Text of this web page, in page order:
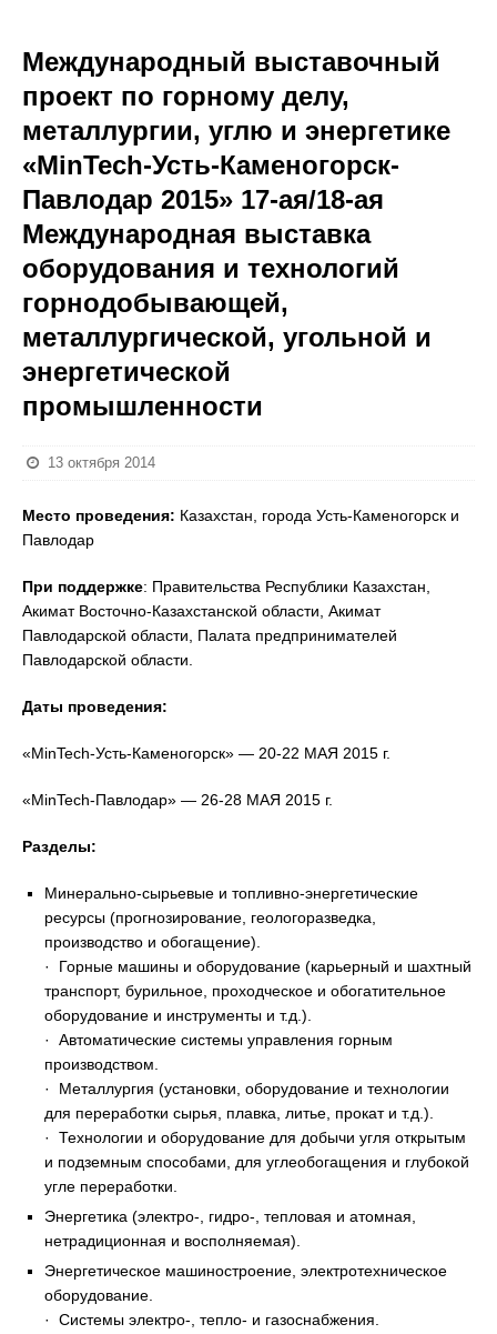
Международный выставочный
проект по горному делу,
металлургии, углю и энергетике
«MinTech-Усть-Каменогорск-
Павлодар 2015» 17-ая/18-ая
Международная выставка
оборудования и технологий
горнодобывающей,
металлургической, угольной и
энергетической
промышленности
13 октября 2014
Место проведения: Казахстан, города Усть-Каменогорск и
Павлодар
При поддержке: Правительства Республики Казахстан,
Акимат Восточно-Казахстанской области, Акимат
Павлодарской области, Палата предпринимателей
Павлодарской области.
Даты проведения:
«MinTech-Усть-Каменогорск» — 20-22 МАЯ 2015 г.
«MinTech-Павлодар» — 26-28 МАЯ 2015 г.
Разделы:
Минерально-сырьевые и топливно-энергетические
ресурсы (прогнозирование, геологоразведка,
производство и обогащение).
· Горные машины и оборудование (карьерный и шахтный
транспорт, бурильное, проходческое и обогатительное
оборудование и инструменты и т.д.).
· Автоматические системы управления горным
производством.
· Металлургия (установки, оборудование и технологии
для переработки сырья, плавка, литье, прокат и т.д.).
· Технологии и оборудование для добычи угля открытым
и подземным способами, для углеобогащения и глубокой
угле переработки.
Энергетика (электро-, гидро-, тепловая и атомная,
нетрадиционная и восполняемая).
Энергетическое машиностроение, электротехническое
оборудование.
· Системы электро-, тепло- и газоснабжения.